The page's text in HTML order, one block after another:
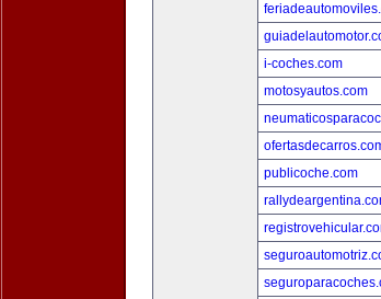
i-coches.com
motosyautos.com
publicoche.com